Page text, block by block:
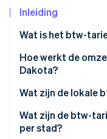
Nu
Inleiding
Wat is het btw-
Hoe werkt de
Dakota?
Wat zijn de lokale
Bereik btw-tarief
Wat zijn de btw-
per stad?